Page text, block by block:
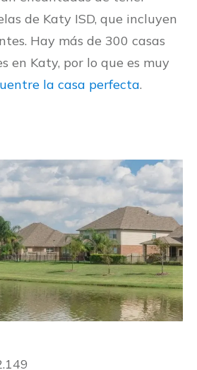
de Katy ISD, que incluyen
Hay más de 300 casas
en Katy, por lo que es muy
la casa perfecta.